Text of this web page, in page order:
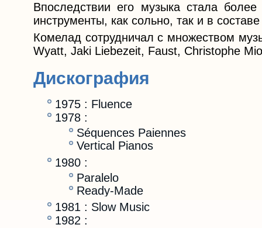
Впоследствии его музыка стала более
инструменты, как сольно, так и в
Комелад сотрудничал с множеством
Wyatt, Jaki Liebezeit, Faust, Christophe
Дискография
1975 : Fluence
1978 :
Séquences Paiennes
Vertical Pianos
1980 :
Paralelo
Ready-Made
1981 : Slow Music
1982 :